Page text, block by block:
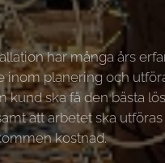
har många års
inom planering och
kund ska få den bästa
att arbetet ska utföras
kostnad.